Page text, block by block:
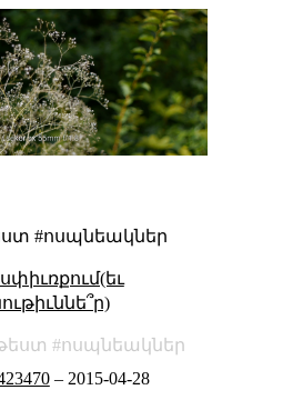
#ոսպնեակներ
ոսպնեակներ
– 2015-04-28